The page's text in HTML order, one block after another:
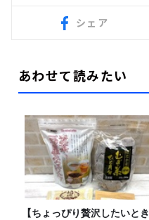
シェア
あわせて読みたい
【ちょっぴり贅沢したいとき